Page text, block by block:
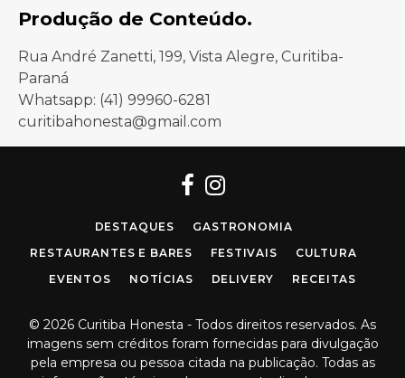
Produção de Conteúdo.
Rua André Zanetti, 199, Vista Alegre, Curitiba-
Paraná
Whatsapp: (41) 99960-6281
curitibahonesta@gmail.com
Facebook
Instagram
DESTAQUES
GASTRONOMIA
RESTAURANTES E BARES
FESTIVAIS
CULTURA
EVENTOS
NOTÍCIAS DELIVERY RECEITAS
© 2026 Curitiba Honesta - Todos direitos reservados. As
imagens sem créditos foram fornecidas para divulgação
pela empresa ou pessoa citada na publicação. Todas as